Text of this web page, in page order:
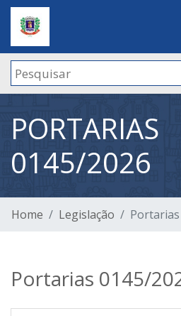
PORTARIAS
0145/2026
Home Legislação
Portarias 0145/